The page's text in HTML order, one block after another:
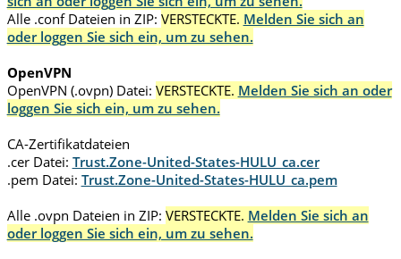
Alle .conf Dateien in ZIP: VERSTECKTE. Melden Sie sich an
oder loggen Sie sich ein, um zu sehen.
OpenVPN
OpenVPN (.ovpn) Datei: VERSTECKTE. Melden Sie sich an oder
loggen Sie sich ein, um zu sehen.
CA-Zertifikatdateien
.cer Datei: Trust.Zone-United-States-HULU_ca.cer
.pem Datei: Trust.Zone-United-States-HULU_ca.pem
Alle .ovpn Dateien in ZIP: VERSTECKTE. Melden Sie sich an
oder loggen Sie sich ein, um zu sehen.